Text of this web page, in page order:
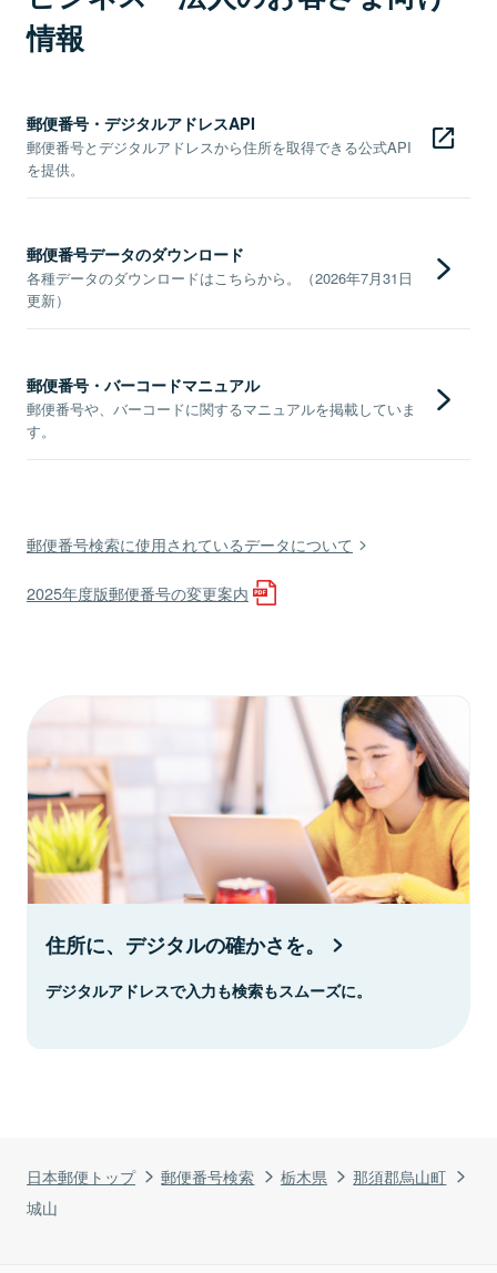
日本郵便トップ 郵便番号検索 栃木県
那須郡烏山町
城山
情報
郵便番号・デジタルアドレスAPI
郵便番号とデジタルアドレスから住所を取得できる公式API
を提供。
郵便番号データのダウンロード
各種データのダウンロードはこちらから。（2026年7月31日
更新）
郵便番号・バーコードマニュアル
郵便番号や、バーコードに関するマニュアルを掲載していま
す。
郵便番号検索に使用されているデータについて
2025年度版郵便番号の変更案内
住所に、デジタルの確かさを。
デジタルアドレスで入力も検索もスムーズに。